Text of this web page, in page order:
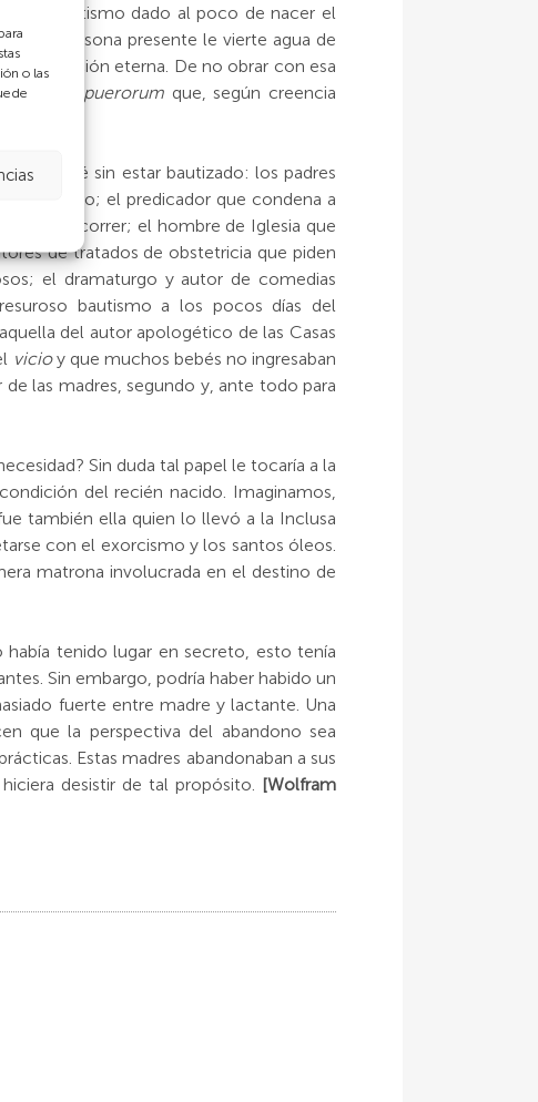
o las
un bautismo dado al poco de nacer el
persona presente le vierte agua de
la salvación eterna. De no obrar con esa
limbus puerorum que, según creencia
bebé sin estar bautizado: los padres
bautizado; el predicador que condena a
hacen correr; el hombre de Iglesia que
de tratados de obstetricia que piden
el dramaturgo y autor de comedias
bautismo a los pocos días del
del autor apologético de las Casas
vicioy que muchos bebés no ingresaban
las madres, segundo y, ante todo para
Sin duda tal papel le tocaría a la
del recién nacido. Imaginamos,
también ella quien lo llevó a la Inclusa
con el exorcismo y los santos óleos.
matrona involucrada en el destino de
tenido lugar en secreto, esto tenía
Sin embargo, podría haber habido un
fuerte entre madre y lactante. Una
que la perspectiva del abandono sea
Estas madres abandonaban a sus
desistir de tal propósito. [Wolfram